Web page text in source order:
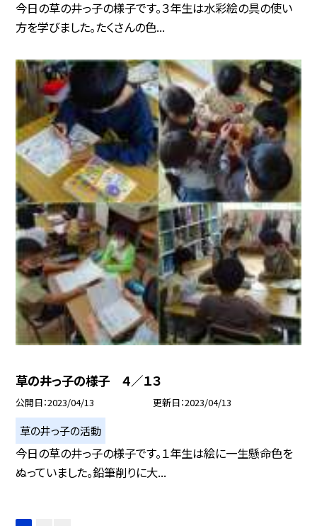
今日の草の井っ子の様子です。３年生は水彩絵の具の使い
方を学びました。たくさんの色...
草の井っ子の様子 ４／１３
公開日 2023/04/13 更新日 2023/04/13
草の井っ子の活動
今日の草の井っ子の様子です。１年生は絵に一生懸命色を
ぬっていました。鉛筆削りに大...